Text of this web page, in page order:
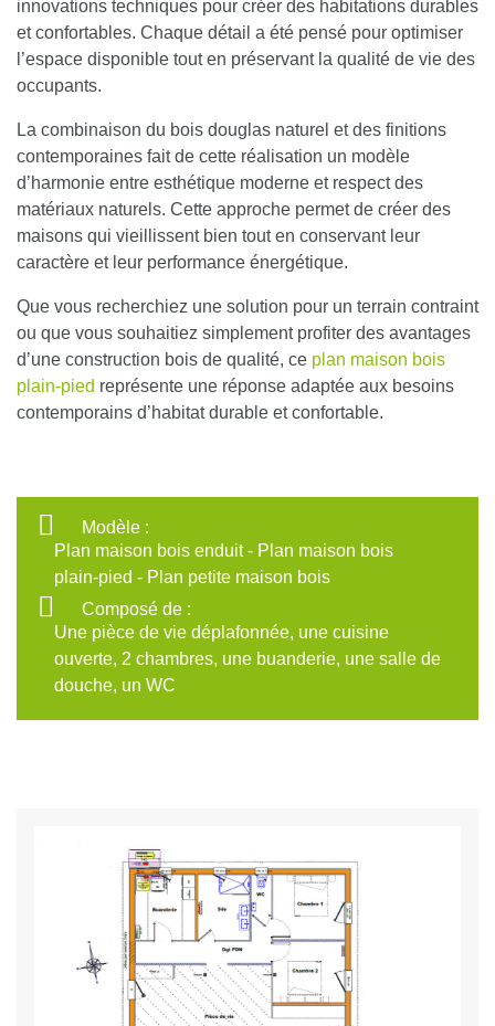
innovations techniques pour créer des habitations durables
et confortables. Chaque détail a été pensé pour optimiser
l’espace disponible tout en préservant la qualité de vie des
occupants.
La combinaison du bois douglas naturel et des finitions
contemporaines fait de cette réalisation un modèle
d’harmonie entre esthétique moderne et respect des
matériaux naturels. Cette approche permet de créer des
maisons qui vieillissent bien tout en conservant leur
caractère et leur performance énergétique.
Que vous recherchiez une solution pour un terrain contraint
ou que vous souhaitiez simplement profiter des avantages
d’une construction bois de qualité, ce plan maison bois
plain-pied représente une réponse adaptée aux besoins
contemporains d’habitat durable et confortable.
Modèle :
Plan maison bois enduit - Plan maison bois
plain-pied - Plan petite maison bois
Composé de :
Une pièce de vie déplafonnée, une cuisine
ouverte, 2 chambres, une buanderie, une salle de
douche, un WC